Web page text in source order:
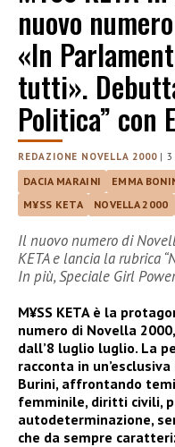
nuovo
«In
tutti».
Politica” con
REDAZIONE NOVELLA 2000|3
DACIA MARAINI EMMA
M¥SS KETA
NOVELLA 2000
Il nuovo numero di
KETA e lancia la rubrica
In più, Speciale Girl
M¥SS KETA è la
numero di Novella
dall’8 luglio luglio. La
racconta in
Burini, affrontando
femminile, diritti civili,
autodeterminazione,
che da sempre